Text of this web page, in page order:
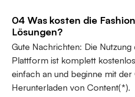
04 Was kosten die
Lösungen?
Gute Nachrichten: Die Nutzung
Plattform ist komplett
einfach an und beginne mit
Herunterladen von Content(*).